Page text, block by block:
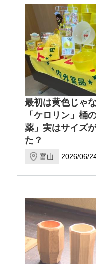
最初は黄色じゃ
「ケロリン」桶
薬」実はサイズ
た？
富山 2026/06/